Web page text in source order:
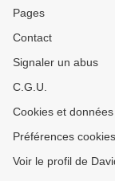
Pages
Contact
Signaler un abus
C.G.U.
Cookies et
Préférences cookies
Voir le profil de